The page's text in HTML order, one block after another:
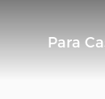
Para